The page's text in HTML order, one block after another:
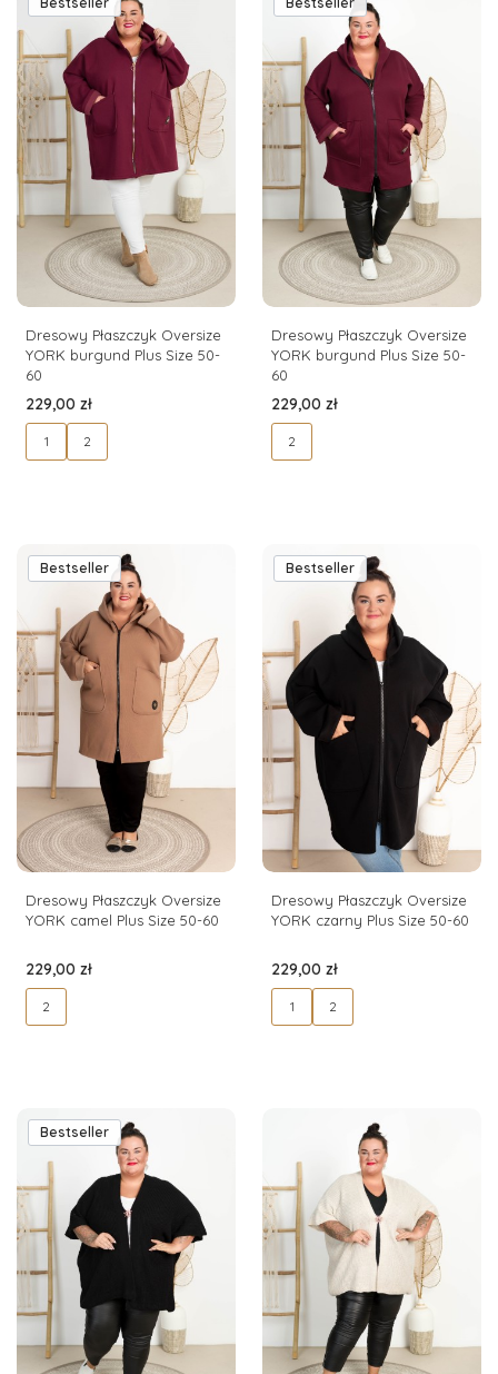
Dresowy Płaszczyk Oversize
YORK burgund Plus Size 50-
60
Cena
229,00 zł
1 2
Dresowy Płaszczyk Oversize
YORK burgund Plus Size 50-
60
Cena
229,00 zł
2
Bestseller
Dresowy Płaszczyk Oversize
YORK camel Plus Size 50-60
Cena
229,00 zł
2
Bestseller
Dresowy Płaszczyk Oversize
YORK czarny Plus Size 50-60
Cena
229,00 zł
1 2
Bestseller